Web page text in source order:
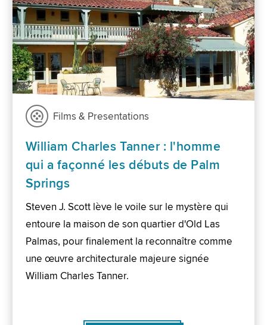
Films & Presentations
William Charles Tanner : l'homme
qui a façonné les débuts de Palm
Springs
Steven J. Scott lève le voile sur le mystère qui
entoure la maison de son quartier d'Old Las
Palmas, pour finalement la reconnaître comme
une œuvre architecturale majeure signée
William Charles Tanner.